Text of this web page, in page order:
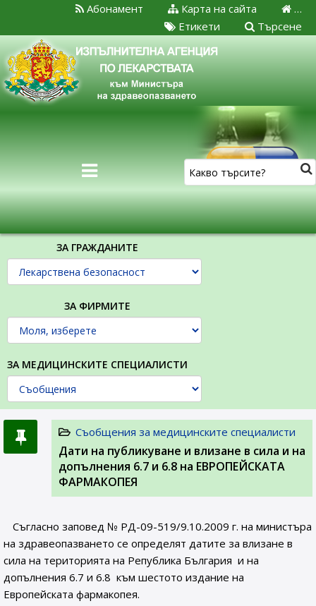
…
Карта на сайта
Абонамент
Търсене
Етикети
ЗА ГРАЖДАНИТЕ
ЗА ФИРМИТЕ
ЗА МЕДИЦИНСКИТЕ СПЕЦИАЛИСТИ
Съобщения за медицинските специалисти
Дати на публикуване и влизане в сила и на
допълнения 6.7 и 6.8 на ЕВРОПЕЙСКАТА
ФАРМАКОПЕЯ
Съгласно заповед № РД-09-519/9.10.2009 г. на министъра
на здравеопазването се определят датите за влизане в
сила на територията на Република България и на
допълнения 6.7 и 6.8 към шестото издание на
Европейската фармакопея.